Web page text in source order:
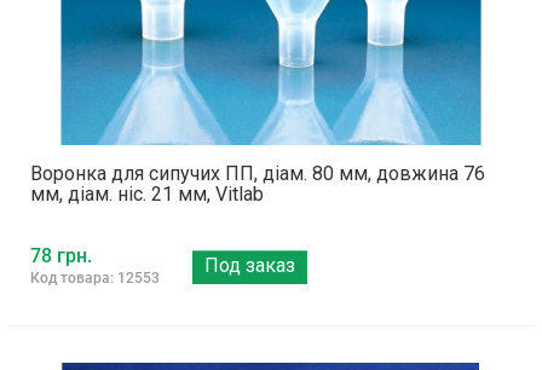
Воронка для сипучих ПП, діам. 80 мм, довжина 76
мм, діам. ніс. 21 мм, Vitlab
78 грн.
Код товара: 12553
Под заказ